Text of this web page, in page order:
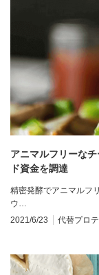
アニマルフリーな
ド資金を調達
精密発酵でアニマルフ
ウ…
2021/6/23
代替プロ